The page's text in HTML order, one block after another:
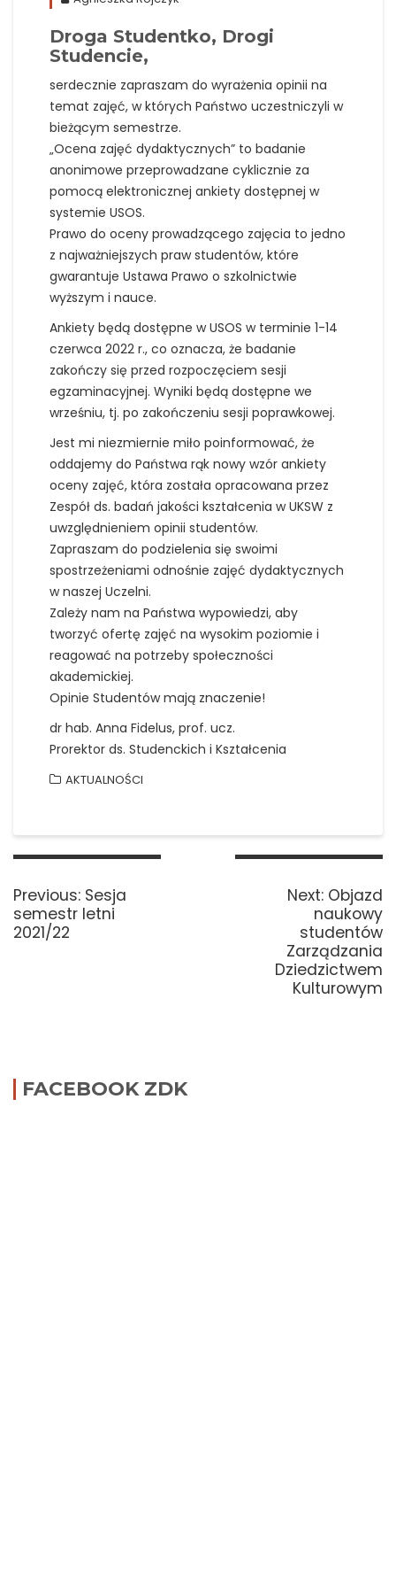
Droga Studentko, Drogi
Studencie,
serdecznie zapraszam do wyrażenia opinii na
temat zajęć, w których Państwo uczestniczyli w
bieżącym semestrze.
„Ocena zajęć dydaktycznych” to badanie
anonimowe przeprowadzane cyklicznie za
pomocą elektronicznej ankiety dostępnej w
systemie USOS.
Prawo do oceny prowadzącego zajęcia to jedno
z najważniejszych praw studentów, które
gwarantuje Ustawa Prawo o szkolnictwie
wyższym i nauce.
Ankiety będą dostępne w USOS w terminie 1-14
czerwca 2022 r., co oznacza, że badanie
zakończy się przed rozpoczęciem sesji
egzaminacyjnej. Wyniki będą dostępne we
wrześniu, tj. po zakończeniu sesji poprawkowej.
Jest mi niezmiernie miło poinformować, że
oddajemy do Państwa rąk nowy wzór ankiety
oceny zajęć, która została opracowana przez
Zespół ds. badań jakości kształcenia w UKSW z
uwzględnieniem opinii studentów.
Zapraszam do podzielenia się swoimi
spostrzeżeniami odnośnie zajęć dydaktycznych
w naszej Uczelni.
Zależy nam na Państwa wypowiedzi, aby
tworzyć ofertę zajęć na wysokim poziomie i
reagować na potrzeby społeczności
akademickiej.
Opinie Studentów mają znaczenie!
dr hab. Anna Fidelus, prof. ucz.
Prorektor ds. Studenckich i Kształcenia
AKTUALNOŚCI
Nawigacja
Previous: Previous
post:
Sesja
semestr letni
2021/22
Next: Next
post:
Objazd
naukowy
studentów
Zarządzania
Dziedzictwem
Kulturowym
FACEBOOK ZDK